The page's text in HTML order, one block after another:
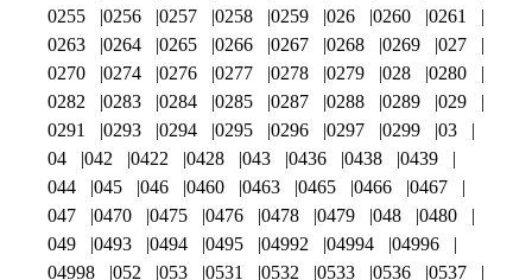
0255
0256 0257 0258 0259 026 0260
0261
0263
0264 0265 0266 0267 0268 0269
027
0270
0274 0276 0277 0278 0279 028
0280
0282
0283 0284 0285 0287 0288 0289
029
0291
0293 0294 0295 0296 0297 0299
03
04
042 0422 0428 043 0436 0438
0439
044
045 046 0460 0463 0465 0466
0467
047
0470 0475 0476 0478 0479 048
0480
049
0493 0494 0495 04992 04994
04996
04998
052 053 0531 0532 0533 0536 0537